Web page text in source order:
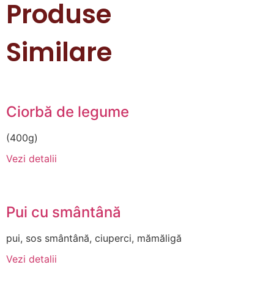
Produse
Similare
Ciorbă de legume
(400g)
Vezi detalii
Pui cu smântână
pui, sos smântână, ciuperci, mămăligă
Vezi detalii